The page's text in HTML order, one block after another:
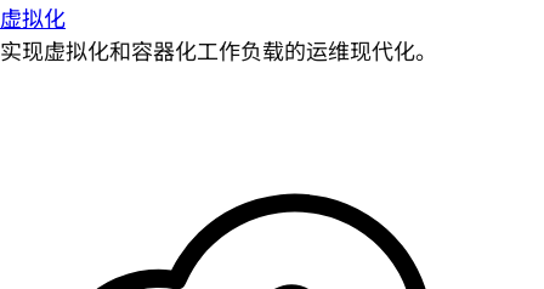
虚拟化
实现虚拟化和容器化工作负载的运维现代化。